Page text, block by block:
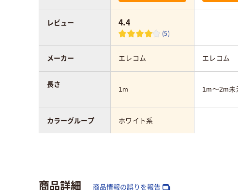
4.4
(5)
エレコム エレコム
1m 1m～2m未
ホワイト系
レビュー
メーカー
長さ
カラーグループ
商品詳細 商品情報の誤りを報告